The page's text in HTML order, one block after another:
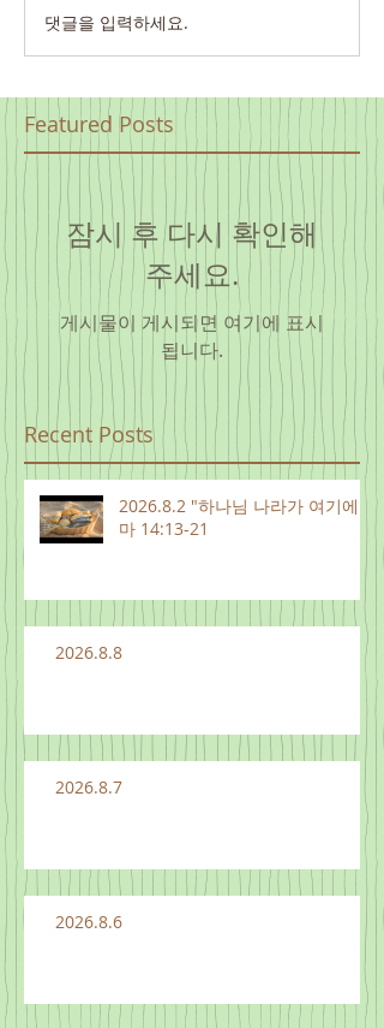
댓글을 입력하세요.
Featured Posts
잠시 후 다시 확인해
주세요.
게시물이 게시되면 여기에 표시
됩니다.
Recent Posts
2026.8.2 "하나님 나라가 여기에"
마 14:13-21
2026.8.8
2026.8.7
2026.8.6